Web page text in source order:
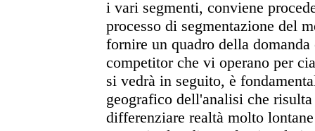
i vari segmenti, conviene
processo di segmentazione del
fornire un quadro della
competitor che vi operano per
si vedrà in seguito, è
geografico dell'analisi che
differenziare realtà molto